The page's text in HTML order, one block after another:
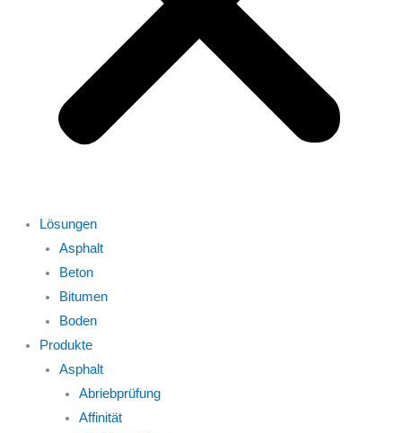
Lösungen
Asphalt
Beton
Bitumen
Boden
Produkte
Asphalt
Abriebprüfung
Affinität